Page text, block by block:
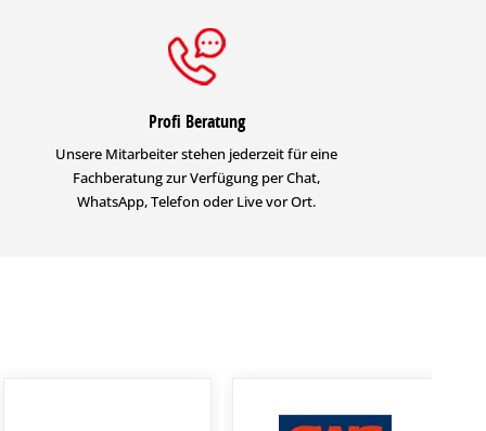
Profi Beratung
Unsere Mitarbeiter stehen jederzeit für eine
Fachberatung zur Verfügung per Chat,
WhatsApp, Telefon oder Live vor Ort.